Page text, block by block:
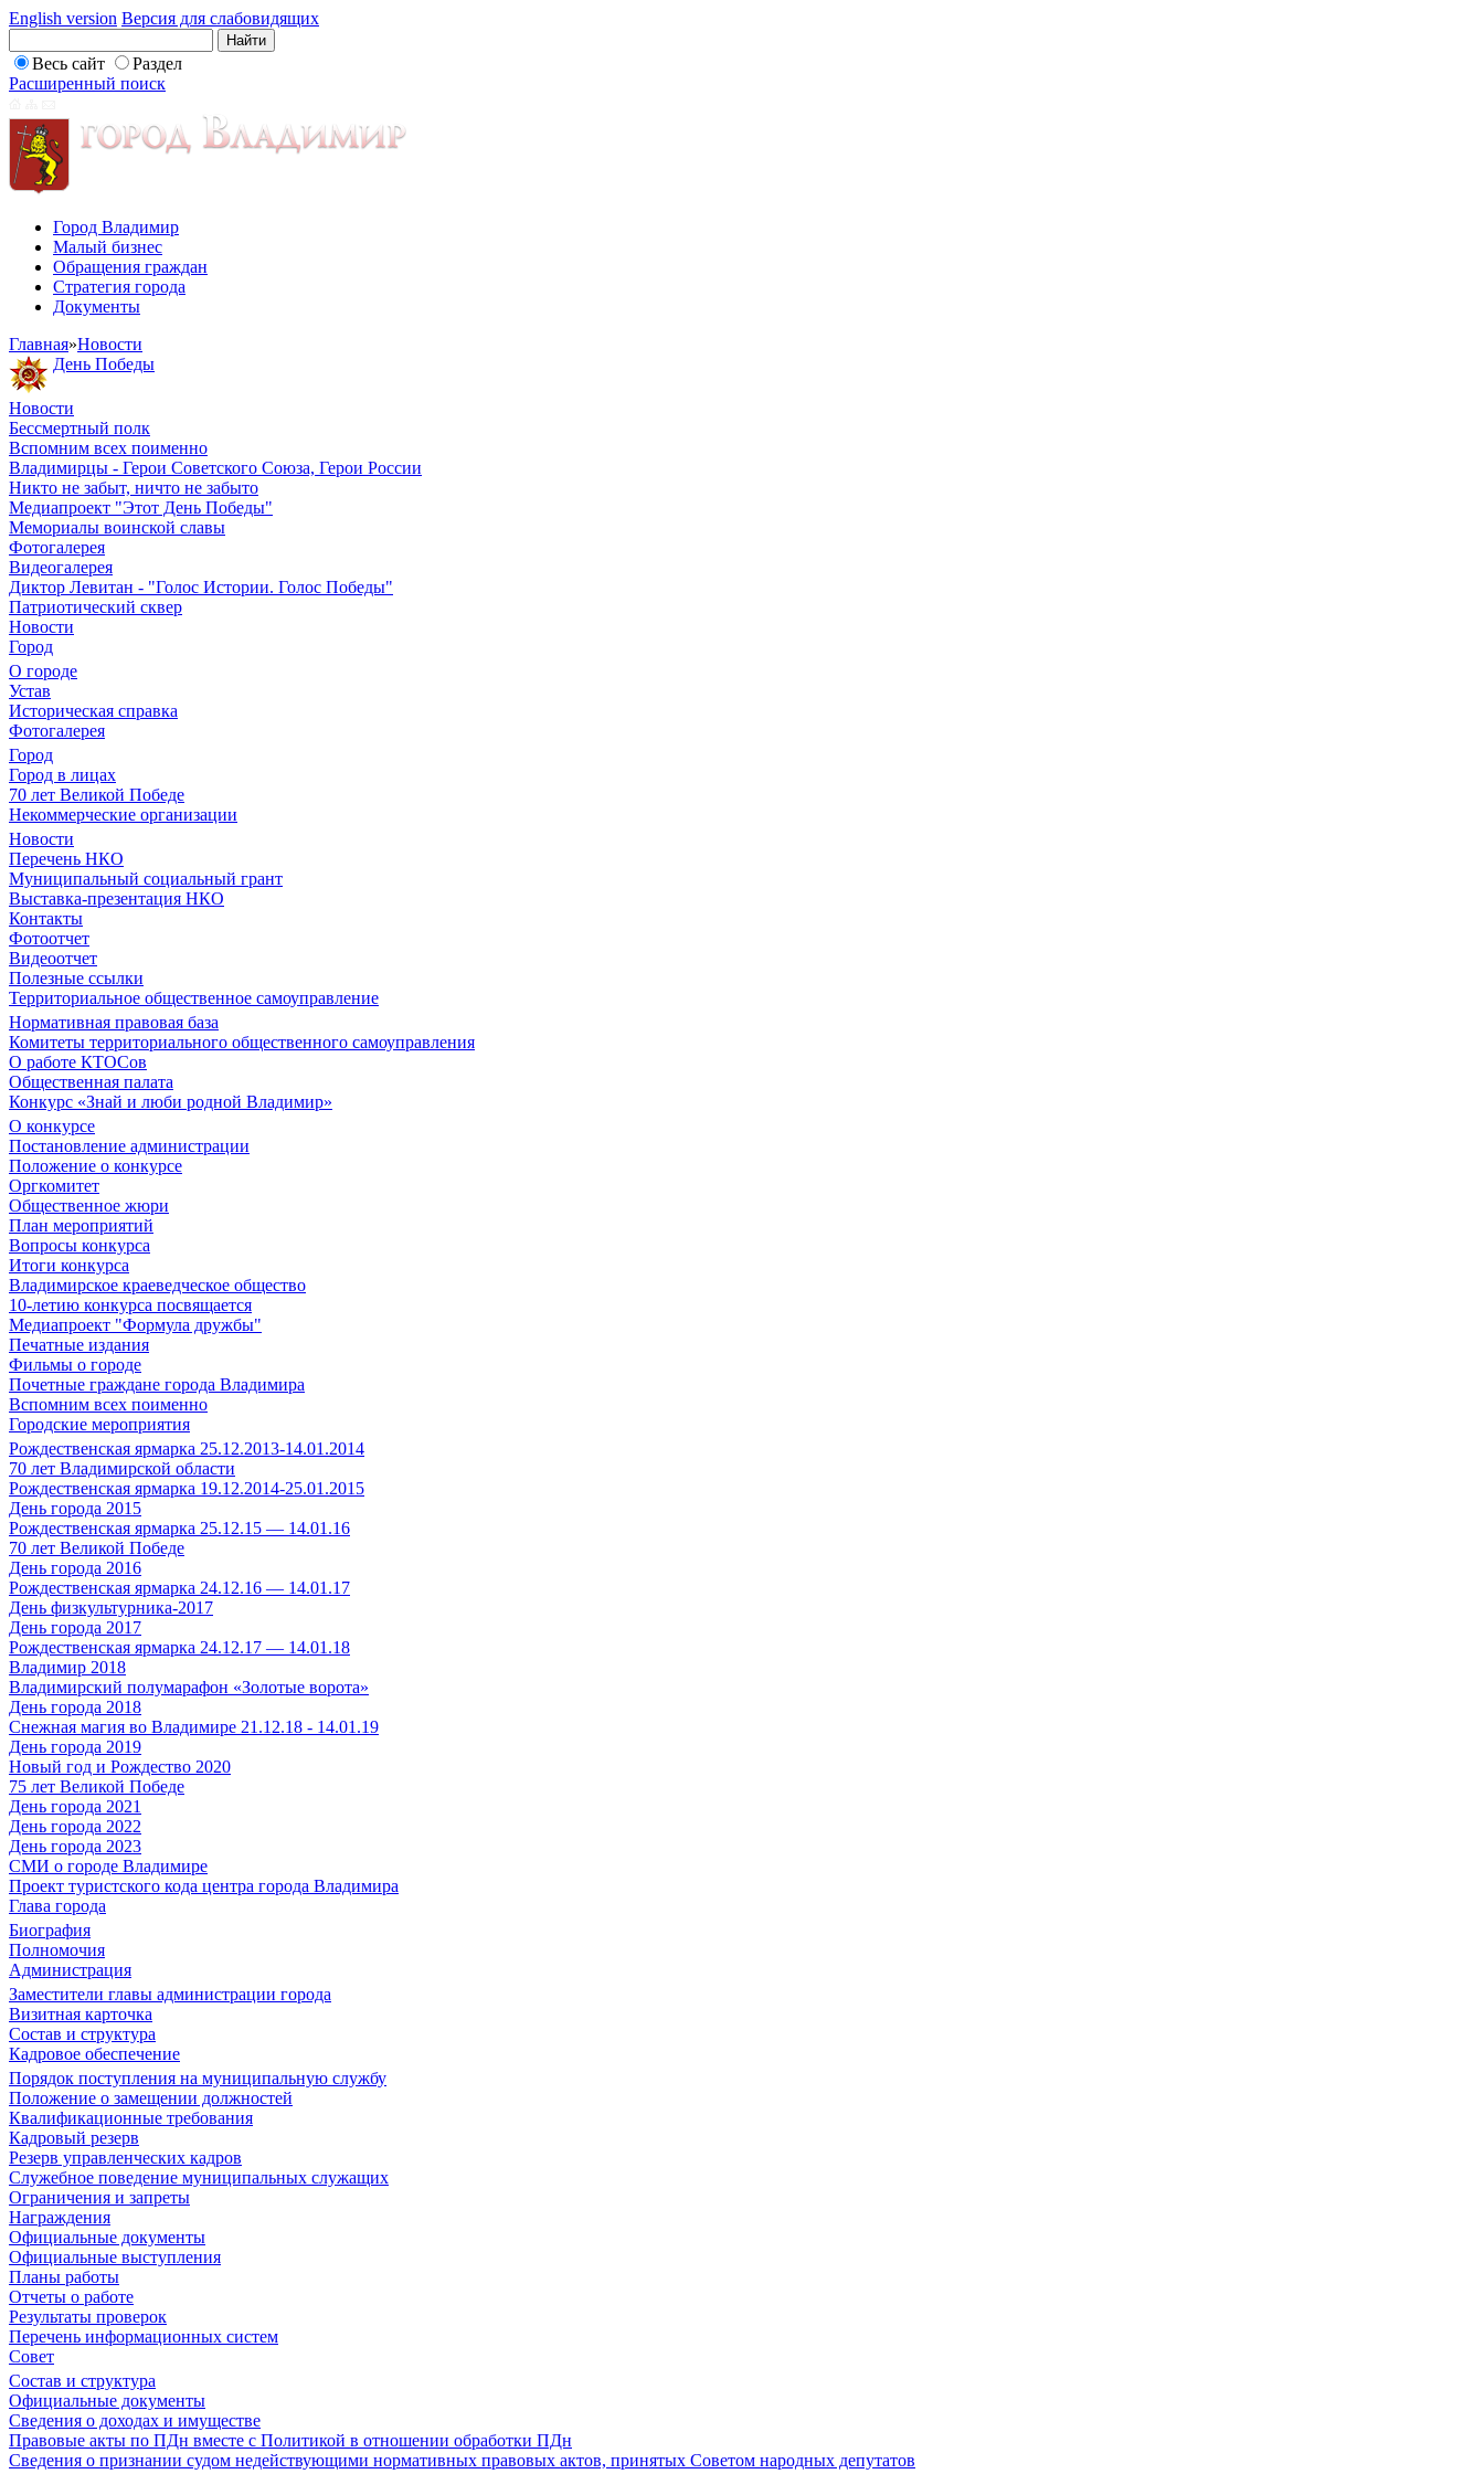
English version Версия для слабовидящих
Весь сайт
Раздел
Расширенный поиск
Город Владимир
Малый бизнес
Обращения граждан
Стратегия города
Документы
Главная»Новости
День Победы
Новости
Бессмертный полк
Вспомним всех поименно
Владимирцы - Герои Советского Союза, Герои России
Никто не забыт, ничто не забыто
Медиапроект "Этот День Победы"
Мемориалы воинской славы
Фотогалерея
Видеогалерея
Диктор Левитан - "Голос Истории. Голос Победы"
Патриотический сквер
Новости
Город
О городе
Устав
Историческая справка
Фотогалерея
Город
Город в лицах
70 лет Великой Победе
Некоммерческие организации
Новости
Перечень НКО
Муниципальный социальный грант
Выставка-презентация НКО
Контакты
Фотоотчет
Видеоотчет
Полезные ссылки
Территориальное общественное самоуправление
Нормативная правовая база
Комитеты территориального общественного самоуправления
О работе КТОСов
Общественная палата
Конкурс «Знай и люби родной Владимир»
О конкурсе
Постановление администрации
Положение о конкурсе
Оргкомитет
Общественное жюри
План мероприятий
Вопросы конкурса
Итоги конкурса
Владимирское краеведческое общество
10-летию конкурса посвящается
Медиапроект "Формула дружбы"
Печатные издания
Фильмы о городе
Почетные граждане города Владимира
Вспомним всех поименно
Городские мероприятия
Рождественская ярмарка 25.12.2013-14.01.2014
70 лет Владимирской области
Рождественская ярмарка 19.12.2014-25.01.2015
День города 2015
Рождественская ярмарка 25.12.15 — 14.01.16
70 лет Великой Победе
День города 2016
Рождественская ярмарка 24.12.16 — 14.01.17
День физкультурника-2017
День города 2017
Рождественская ярмарка 24.12.17 — 14.01.18
Владимир 2018
Владимирский полумарафон «Золотые ворота»
День города 2018
Снежная магия во Владимире 21.12.18 - 14.01.19
День города 2019
Новый год и Рождество 2020
75 лет Великой Победе
День города 2021
День города 2022
День города 2023
СМИ о городе Владимире
Проект туристского кода центра города Владимира
Глава города
Биография
Полномочия
Администрация
Заместители главы администрации города
Визитная карточка
Состав и структура
Кадровое обеспечение
Порядок поступления на муниципальную службу
Положение о замещении должностей
Квалификационные требования
Кадровый резерв
Резерв управленческих кадров
Служебное поведение муниципальных служащих
Ограничения и запреты
Награждения
Официальные документы
Официальные выступления
Планы работы
Отчеты о работе
Результаты проверок
Перечень информационных систем
Совет
Состав и структура
Официальные документы
Сведения о доходах и имуществе
Правовые акты по ПДн вместе с Политикой в отношении обработки ПДн
Сведения о признании судом недействующими нормативных правовых актов, принятых Советом народных депутатов